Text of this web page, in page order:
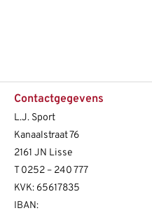
Contactgegevens
L.J. Sport
Kanaalstraat 76
2161 JN Lisse
T 0252 – 240 777
KVK: 65617835
IBAN: